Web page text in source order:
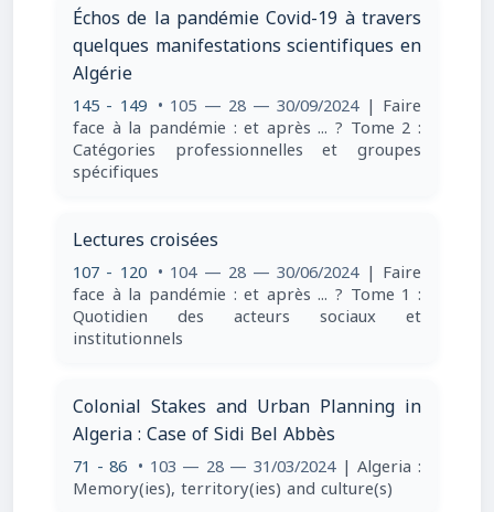
Échos de la pandémie Covid-19 à travers
quelques manifestations scientifiques en
Algérie
145 - 149 • 105 — 28 — 30/09/2024 | Faire
face à la pandémie : et après ... ? Tome 2 :
Catégories professionnelles et groupes
spécifiques
Lectures croisées
107 - 120 • 104 — 28 — 30/06/2024 | Faire
face à la pandémie : et après ... ? Tome 1 :
Quotidien des acteurs sociaux et
institutionnels
Colonial Stakes and Urban Planning in
Algeria : Case of Sidi Bel Abbès
71 - 86 • 103 — 28 — 31/03/2024 | Algeria :
Memory(ies), territory(ies) and culture(s)